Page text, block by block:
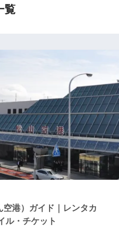
覧
港）ガイド｜レンタカ
ル・チケット